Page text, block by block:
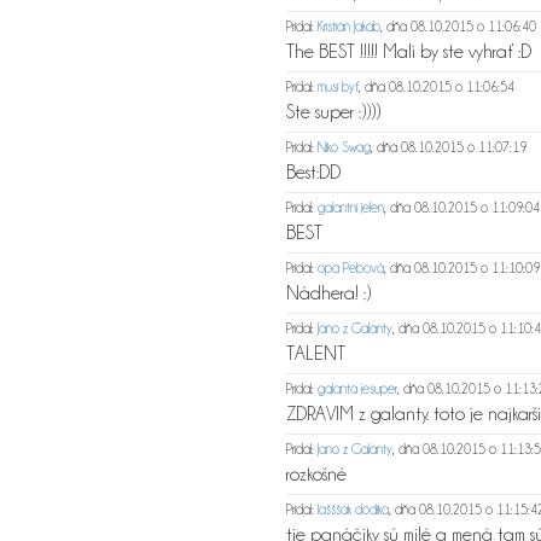
Pridal: Kristián Jakab , dňa 08.10.2015 o 11:06:40
The BEST !!!!! Mali by ste vyhrať :D
Pridal: musi byť, dňa 08.10.2015 o 11:06:54
Ste super :))))
Pridal: Niko Swag , dňa 08.10.2015 o 11:07:19
Best:DD
Pridal: galantní jelen , dňa 08.10.2015 o 11:09:04
BEST
Pridal: opa Pebová , dňa 08.10.2015 o 11:10:09
Nádhera! :)
Pridal: Jano z Galanty , dňa 08.10.2015 o
TALENT
Pridal: galanta jesuper , dňa 08.10.2015 o
ZDRAVIM z galanty. toto je
Pridal: Jano z Galanty , dňa 08.10.2015 o
rozkošné
Pridal: lašššak dodika , dňa 08.10.2015 o
tie panáčiky sú milé a mená tam